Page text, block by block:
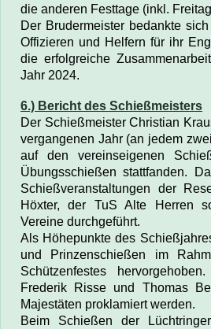
die anderen Festtage (inkl.
Der Brudermeister bedankte
Offizieren und Helfern für ihr
die erfolgreiche
Jahr 2024.
6.) Bericht des Schießmeisters
Der Schießmeister Christian
vergangenen Jahr (an jedem
auf den vereinseigenen
Übungsschießen stattfanden.
Schießveranstaltungen der
Höxter, der TuS Alte Herren
Vereine durchgeführt.
Als Höhepunkte des
und Prinzenschießen im
Schützenfestes
Frederik Risse und Thomas
Majestäten proklamiert werden.
Beim Schießen der